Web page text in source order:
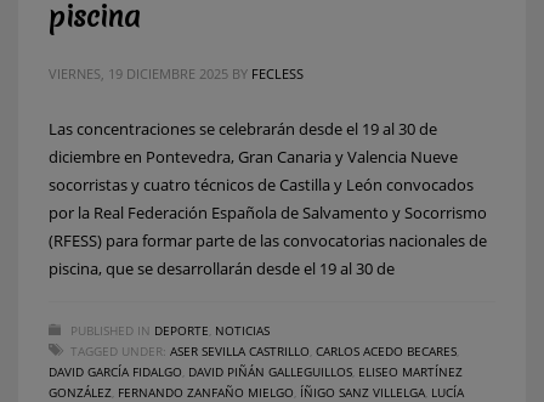
piscina
VIERNES, 19 DICIEMBRE 2025 BY FECLESS
Las concentraciones se celebrarán desde el 19 al 30 de
diciembre en Pontevedra, Gran Canaria y Valencia Nueve
socorristas y cuatro técnicos de Castilla y León convocados
por la Real Federación Española de Salvamento y Socorrismo
(RFESS) para formar parte de las convocatorias nacionales de
piscina, que se desarrollarán desde el 19 al 30 de
PUBLISHED IN DEPORTE NOTICIAS
TAGGED UNDER: ASER SEVILLA CASTRILLO CARLOS ACEDO BECARES
DAVID GARCÍA FIDALGO DAVID PIÑÁN GALLEGUILLOS ELISEO MARTÍNEZ
GONZÁLEZ FERNANDO ZANFAÑO MIELGO ÍÑIGO SANZ VILLELGA LUCÍA